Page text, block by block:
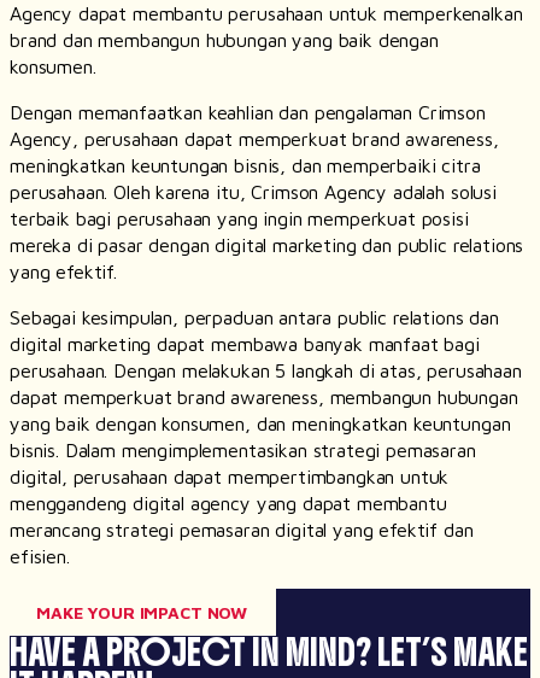
Agency dapat membantu perusahaan untuk memperkenalkan
brand dan membangun hubungan yang baik dengan
konsumen.
Dengan memanfaatkan keahlian dan pengalaman Crimson
Agency, perusahaan dapat memperkuat brand awareness,
meningkatkan keuntungan bisnis, dan memperbaiki citra
perusahaan. Oleh karena itu, Crimson Agency adalah solusi
terbaik bagi perusahaan yang ingin memperkuat posisi
mereka di pasar dengan digital marketing dan public relations
yang efektif.
Sebagai kesimpulan, perpaduan antara public relations dan
digital marketing dapat membawa banyak manfaat bagi
perusahaan. Dengan melakukan 5 langkah di atas, perusahaan
dapat memperkuat brand awareness, membangun hubungan
yang baik dengan konsumen, dan meningkatkan keuntungan
bisnis. Dalam mengimplementasikan strategi pemasaran
digital, perusahaan dapat mempertimbangkan untuk
menggandeng digital agency yang dapat membantu
merancang strategi pemasaran digital yang efektif dan
efisien.
MAKE YOUR IMPACT NOW
HAVE A PROJECT IN MIND?LET’S MAKE